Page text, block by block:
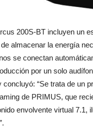
200S-BT incluyen un
almacenar la energía
se conectan
por un solo
concluyó: “Se trata de un
de PRIMUS, que
envolvente virtual 7.1,